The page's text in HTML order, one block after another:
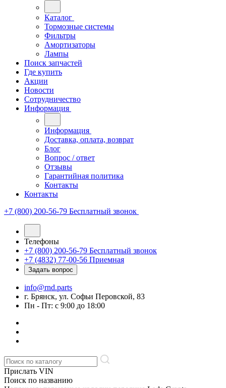
Каталог
Тормозные системы
Фильтры
Амортизаторы
Лампы
Поиск запчастей
Где купить
Акции
Новости
Сотрудничество
Информация
Информация
Доставка, оплата, возврат
Блог
Вопрос / ответ
Отзывы
Гарантийная политика
Контакты
Контакты
+7 (800) 200-56-79 Бесплатный звонок
Телефоны
+7 (800) 200-56-79 Бесплатный звонок
+7 (4832) 77-00-56 Приемная
Задать вопрос
info@rnd.parts
г. Брянск, ул. Софьи Перовской, 83
Пн - Пт: с 9:00 до 18:00
Прислать VIN
Поиск по названию